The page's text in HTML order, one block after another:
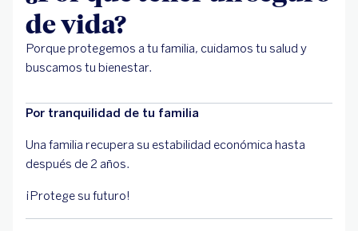
de vida?
Porque protegemos a tu familia, cuidamos tu salud y
buscamos tu bienestar.
Por tranquilidad de tu familia
Una familia recupera su estabilidad económica hasta
después de 2 años.
¡Protege su futuro!